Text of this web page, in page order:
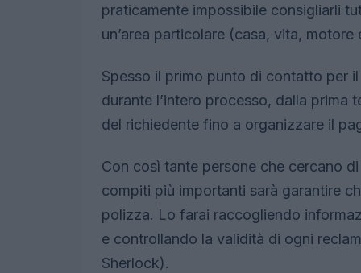
praticamente impossibile consigliarli
un’area particolare (casa, vita, motore
Spesso il primo punto di contatto per
durante l’intero processo, dalla prima
del richiedente fino a organizzare il
Con così tante persone che cercano
compiti più importanti sarà garantire
polizza. Lo farai raccogliendo
e controllando la validità di ogni
Sherlock).